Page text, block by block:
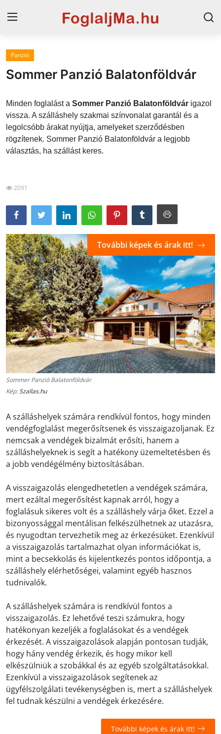
Magyarország
Horvátország
Szállások a Balatonon
Szállások Hajdúszoboszlón
Panzió
Sommer Panzió Balatonföldvár
Minden foglalást a Sommer Panzió Balatonföldvár igazol
vissza. A szálláshely szakmai színvonalat garantál és a
legolcsóbb árakat nyújtja, amelyeket szerződésben
rögzítenek. Sommer Panzió Balatonföldvár a legjobb
választás, ha szállást keres.
2091
Sommer Panzió Balatonföldvár
Kép:Szallas.hu
További képek és árak itt!
A szálláshelyek számára rendkívül fontos, hogy minden
vendégfoglalást megerősítsenek és visszaigazoljanak. Ez
nemcsak a vendégek bizalmát erősíti, hanem a
szálláshelyeknek is segít a hatékony üzemeltetésben és
a jobb vendégélmény biztosításában.
A visszaigazolás elengedhetetlen a vendégek számára,
mert ezáltal megerősítést kapnak arról, hogy a
foglalásuk sikeres volt és a szálláshely várja őket. Ezzel a
bizonyossággal mentálisan felkészülhetnek az utazásra,
és nyugodtan tervezhetik meg az érkezésüket. Ezenkívül
a visszaigazolás tartalmazhat olyan információkat is,
mint a becsekkolás és kijelentkezés pontos időpontja, a
szálláshely elérhetőségei, valamint egyéb hasznos
tudnivalók.
A szálláshelyek számára is rendkívül fontos a
visszaigazolás. Ez lehetővé teszi számukra, hogy
hatékonyan kezeljék a foglalásokat és a vendégek
érkezését. A visszaigazolások alapján pontosan tudják,
hogy hány vendég érkezik, és hogy mikor kell
elkészülniük a szobákkal és az egyéb szolgáltatásokkal.
Ezenkívül a visszaigazolások segítenek az
ügyfélszolgálati tevékenységben is, mert a szálláshelyek
fel tudnak készülni a vendégek érkezésére.
További képek és árak itt!